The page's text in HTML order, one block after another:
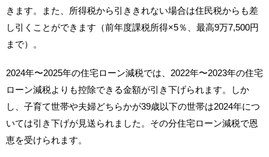
きます。また、所得税から引ききれない場合は住民税からも差
し引くことができます（前年度課税所得×5％、最高9万7,500円
まで）。
2024年〜2025年の住宅ローン減税では、2022年〜2023年の住宅
ローン減税よりも控除できる金額が引き下げられます。しか
し、子育て世帯や夫婦どちらかが39歳以下の世帯は2024年につ
いては引き下げが見送られました。その分住宅ローン減税で恩
恵を受けられます。